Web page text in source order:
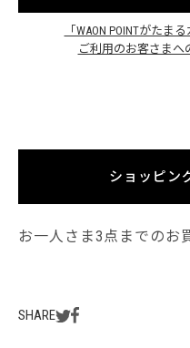
「WAON POINTがたま
ご利用のお客さまへ
ショッピン
お一人さま3点までのお
SHARE